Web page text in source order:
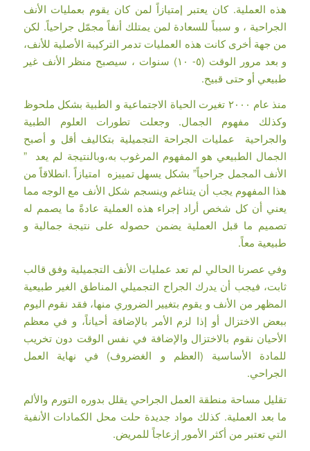
هذه العملية. كان يعتبر إمتيازاً لمن كان يقوم بعمليات الأنف
الجراحية ، و سبباً للسعادة لمن يمتلك أنفاً مجمّل جراحياً. لكن
من جهة أخرى كانت هذه العمليات تدمر التركيبة الأصلية للأنف،
و بعد مرور الوقت (٥- ١٠) سنوات ، سيصبح منظر الأنف غير
طبيعي أو حتى قبيح.
منذ عام ٢٠٠٠ تغيرت الحياة الاجتماعية و الطبية بشكل ملحوظ
وكذلك مفهوم الجمال. وجعلت تطورات العلوم الطبية
والجراحية عمليات الجراحة التجميلية بتكاليف أقل و أصبح
الجمال الطبيعي هو المفهوم المرغوب به،وبالنتيجة لم يعد ”
الأنف المجمل جراحياً” بشكل يسهل تمييزه امتيازاً .انطلاقاً من
هذا المفهوم يجب أن يتناغم وينسجم شكل الأنف مع الوجه مما
يعني أن كل شخص أراد إجراء هذه العملية عادةً ما يصمم له
تصميم ما قبل العملية يضمن حصوله على نتيجة جمالية و
طبيعية معاً.
وفي عصرنا الحالي لم تعد عمليات الأنف التجميلية وفق قالب
ثابت، فيجب أن يدرك الجراح التجميلي المناطق الغير طبيعية
المظهر من الأنف و يقوم بتغيير الضروري منها، فقد نقوم اليوم
ببعض الاختزال أو إذا لزم الأمر بالإضافة أحياناً، و في معظم
الأحيان نقوم بالاختزال والإضافة في نفس الوقت دون تخريب
للمادة الأساسية (العظم و الغضروف) في نهاية العمل
الجراحي.
تقليل مساحة منطقة العمل الجراحي يقلل بدوره التورم والألم
ما بعد العملية. كذلك مواد جديدة حلت محل الكمادات الأنفية
التي تعتبر من أكثر الأمور إزعاجاً للمريض.